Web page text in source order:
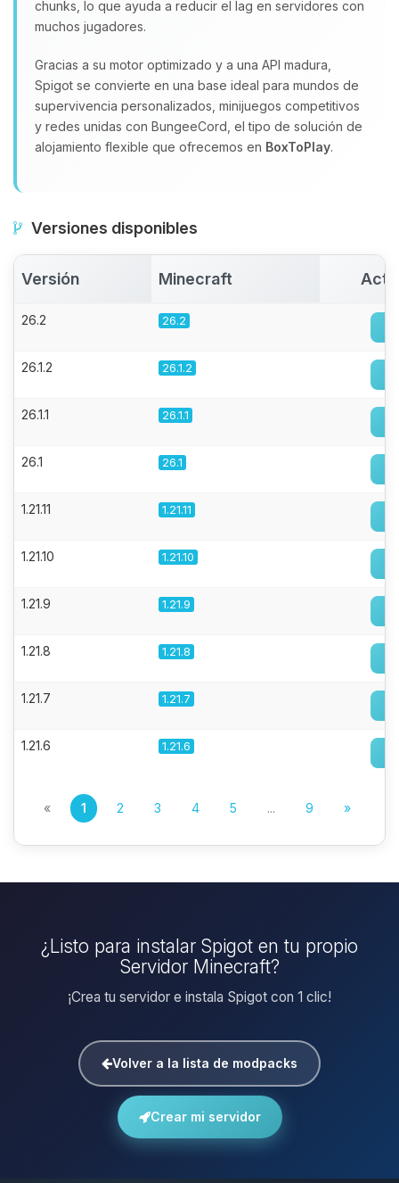
chunks, lo que ayuda a reducir el lag en servidores con
muchos jugadores.
Gracias a su motor optimizado y a una API madura,
Spigot se convierte en una base ideal para mundos de
supervivencia personalizados, minijuegos competitivos
y redes unidas con BungeeCord, el tipo de solución de
alojamiento flexible que ofrecemos en BoxToPlay.
Versiones disponibles
Versión Minecraft
26.2 26.2
26.1.2 26.1.2
26.1.1 26.1.1
26.1 26.1
1.21.11 1.21.11
1.21.10 1.21.10
1.21.9 1.21.9
1.21.8 1.21.8
1.21.7 1.21.7
1.21.6 1.21.6
« 1 2 3 4 5 ... 9 »
¿Listo para instalar Spigot en tu propio
Servidor Minecraft?
¡Crea tu servidor e instala Spigot con 1 clic!
Volver a la lista de modpacks
Crear mi servidor
08/08/2026 17:20